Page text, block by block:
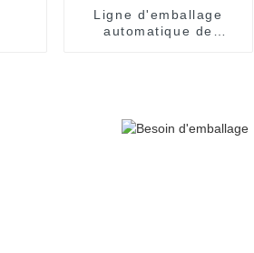
Ligne d'emballage
automatique de